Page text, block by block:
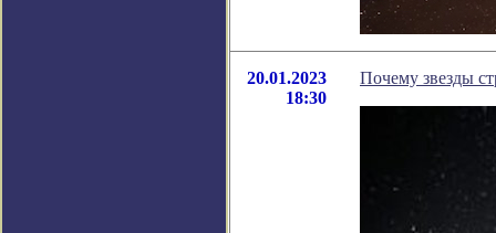
20.01.2023
18:30
Почему звезды